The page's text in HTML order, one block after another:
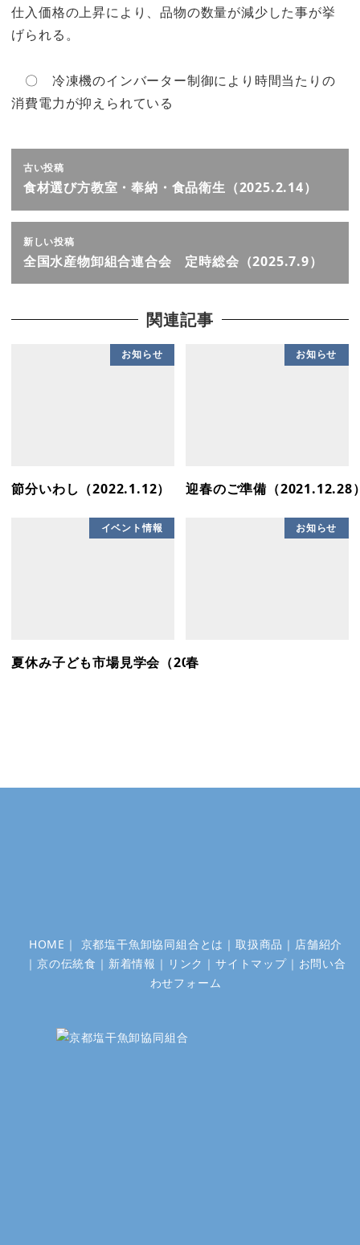
仕入価格の上昇により、品物の数量が減少した事が挙
げられる。
〇 冷凍機のインバーター制御により時間当たりの
消費電力が抑えられている
古い投稿
食材選び方教室・奉納・食品衛生（2025.2.14）
新しい投稿
全国水産物卸組合連合会 定時総会（2025.7.9）
関連記事
お知らせ
節分いわし（2022.1.12）
お知らせ
迎春のご準備（2021.12.28
イベント情報
夏休み子ども市場見学会（2025.7.29）
お知らせ
春
HOME ｜ 京都塩干魚卸協同組合とは ｜ 取扱商品 ｜ 店舗紹介
｜ 京の伝統食 ｜ 新着情報 ｜ リンク ｜サイトマップ｜ お問い合
わせフォーム